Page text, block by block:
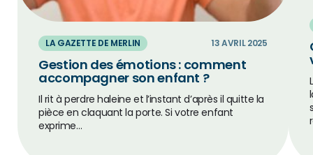
LA GAZETTE DE MERLIN 13 AVRIL 2025
Gestion des émotions : comment
accompagner son enfant ?
Il rit à perdre haleine et l’instant d’après il quitte la
pièce en claquant la porte. Si votre enfant
exprime…